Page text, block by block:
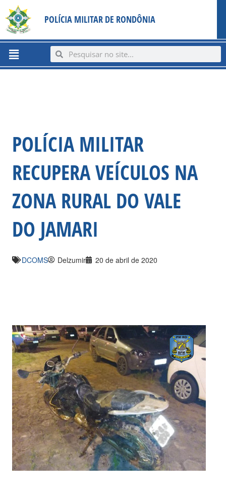
content
para
conteúdo
POLÍCIA MILITAR DE RONDÔNIA
Menu SearchSearch
POLÍCIA MILITAR
RECUPERA VEÍCULOS NA
ZONA RURAL DO VALE
DO JAMARI
DCOMS Delzumir 20 de abril de 2020